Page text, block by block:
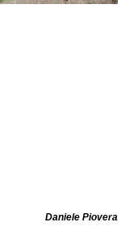
Daniele Piovera